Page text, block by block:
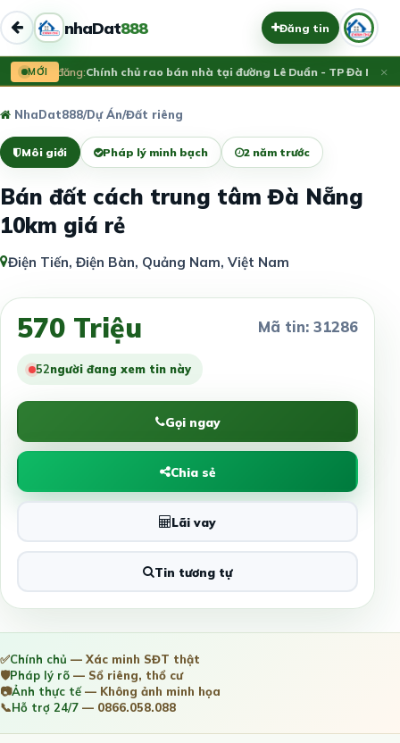
nhaDat888 Đăng tin
MỚI
Vừa đăng:Chính chủ rao bán nhà tại đường Lê Duẩn - TP Đà Nẵng;
×
NhaDat888/Dự Án/Đất riêng
Môi giới Pháp lý minh bạch 2 năm trước
Bán đất cách trung tâm Đà Nẵng
10km giá rẻ
Điện Tiến, Điện Bàn, Quảng Nam, Việt Nam
570 Triệu Mã tin: 31286
52người đang xem tin này
Gọi ngay
Chia sẻ
Lãi vay
Tin tương tự
✅Chính chủ — Xác minh SĐT thật
🛡️Pháp lý rõ — Sổ riêng, thổ cư
📷Ảnh thực tế— Không ảnh minh họa
📞Hỗ trợ 24/7 — 0866.058.088